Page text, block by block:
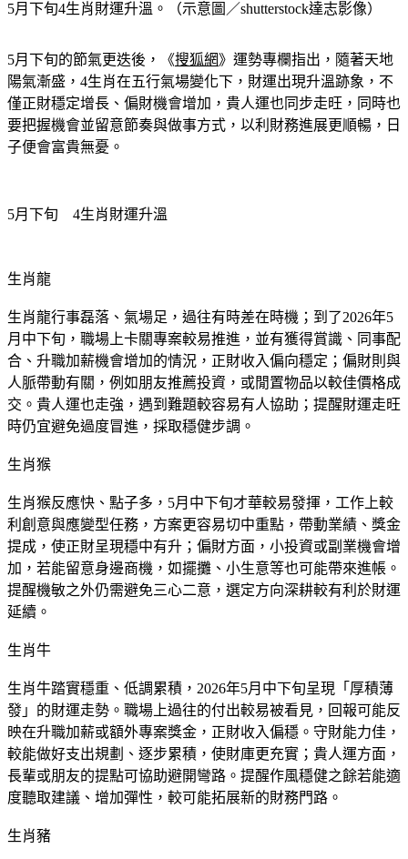
5月下旬4生肖財運升溫。（示意圖／shutterstock達志影像）
5月下旬的節氣更迭後，《搜狐網》運勢專欄指出，隨著天地
陽氣漸盛，4生肖在五行氣場變化下，財運出現升溫跡象，不
僅正財穩定增長、偏財機會增加，貴人運也同步走旺，同時也
要把握機會並留意節奏與做事方式，以利財務進展更順暢，日
子便會富貴無憂。
5月下旬　4生肖財運升溫
生肖龍
生肖龍行事磊落、氣場足，過往有時差在時機；到了2026年5
月中下旬，職場上卡關專案較易推進，並有獲得賞識、同事配
合、升職加薪機會增加的情況，正財收入偏向穩定；偏財則與
人脈帶動有關，例如朋友推薦投資，或閒置物品以較佳價格成
交。貴人運也走強，遇到難題較容易有人協助；提醒財運走旺
時仍宜避免過度冒進，採取穩健步調。
生肖猴
生肖猴反應快、點子多，5月中下旬才華較易發揮，工作上較
利創意與應變型任務，方案更容易切中重點，帶動業績、獎金
提成，使正財呈現穩中有升；偏財方面，小投資或副業機會增
加，若能留意身邊商機，如擺攤、小生意等也可能帶來進帳。
提醒機敏之外仍需避免三心二意，選定方向深耕較有利於財運
延續。
生肖牛
生肖牛踏實穩重、低調累積，2026年5月中下旬呈現「厚積薄
發」的財運走勢。職場上過往的付出較易被看見，回報可能反
映在升職加薪或額外專案獎金，正財收入偏穩。守財能力佳，
較能做好支出規劃、逐步累積，使財庫更充實；貴人運方面，
長輩或朋友的提點可協助避開彎路。提醒作風穩健之餘若能適
度聽取建議、增加彈性，較可能拓展新的財務門路。
生肖豬